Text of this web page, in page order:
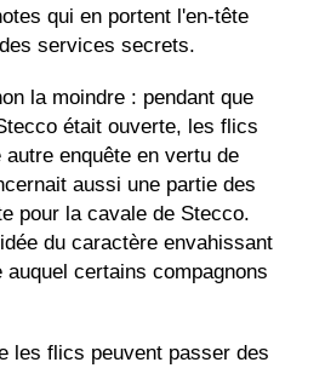
qui en portent l'en-tête
services secrets.
la moindre : pendant que
était ouverte, les flics
enquête en vertu de
aussi une partie des
pour la cavale de Stecco.
du caractère envahissant
certains compagnons
les flics peuvent passer des